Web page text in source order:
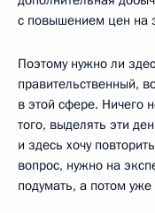
с повышением цен на
Поэтому нужно ли
правительственный,
в этой сфере. Ничего
того, выделять эти
и здесь хочу
вопрос, нужно на
подумать, а потом